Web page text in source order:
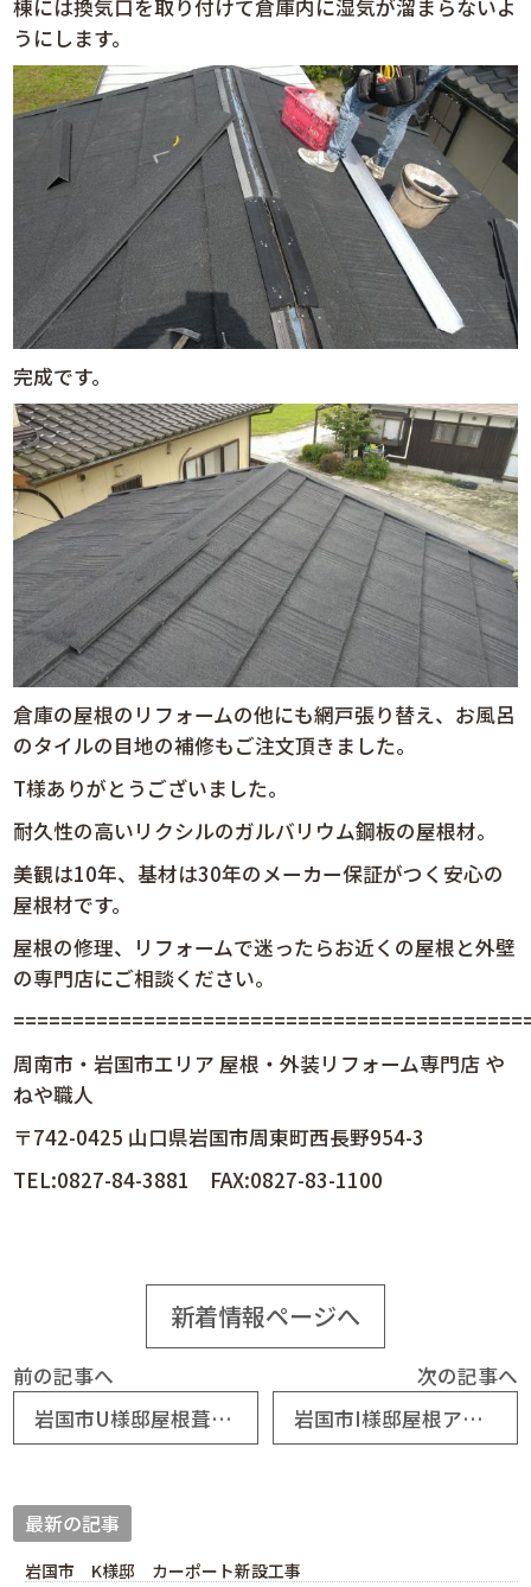
棟には換気口を取り付けて倉庫内に湿気が溜まらないよ
うにします。
完成です。
倉庫の屋根のリフォームの他にも網戸張り替え、お風呂
のタイルの目地の補修もご注文頂きました。
T様ありがとうございました。
耐久性の高いリクシルのガルバリウム鋼板の屋根材。
美観は10年、基材は30年のメーカー保証がつく安心の
屋根材です。
屋根の修理、リフォームで迷ったらお近くの屋根と外壁
の専門店にご相談ください。
周南市・岩国市エリア 屋根・外装リフォーム専門店 や
ねや職人
〒742-0425 山口県岩国市周東町西長野954-3
TEL:0827-84-3881 FAX:0827-83-1100
新着情報ページへ
前の記事へ
岩国市U様邸屋根葺き替え工事
次の記事へ
岩国市I様邸屋根アポロルーフカバー葺き工事
最新の記事
岩国市 K様邸 カーポート新設工事